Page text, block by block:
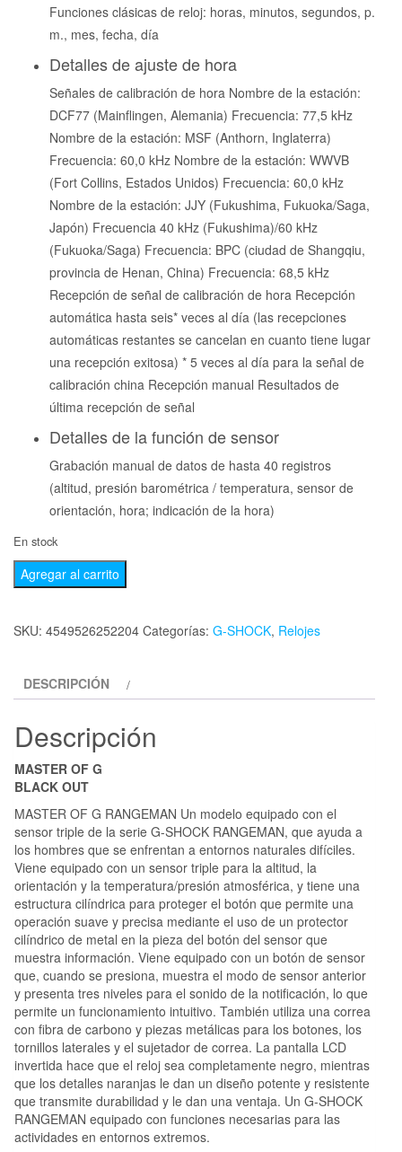
Funciones clásicas de reloj: horas, minutos, segundos, p.
m., mes, fecha, día
Detalles de ajuste de hora
Señales de calibración de hora Nombre de la estación:
DCF77 (Mainflingen, Alemania) Frecuencia: 77,5 kHz
Nombre de la estación: MSF (Anthorn, Inglaterra)
Frecuencia: 60,0 kHz Nombre de la estación: WWVB
(Fort Collins, Estados Unidos) Frecuencia: 60,0 kHz
Nombre de la estación: JJY (Fukushima, Fukuoka/Saga,
Japón) Frecuencia 40 kHz (Fukushima)/60 kHz
(Fukuoka/Saga) Frecuencia: BPC (ciudad de Shangqiu,
provincia de Henan, China) Frecuencia: 68,5 kHz
Recepción de señal de calibración de hora Recepción
automática hasta seis* veces al día (las recepciones
automáticas restantes se cancelan en cuanto tiene lugar
una recepción exitosa) * 5 veces al día para la señal de
calibración china Recepción manual Resultados de
última recepción de señal
Detalles de la función de sensor
Grabación manual de datos de hasta 40 registros
(altitud, presión barométrica / temperatura, sensor de
orientación, hora; indicación de la hora)
En stock
Agregar al carrito
SKU: 4549526252204 Categorías: G-SHOCK, Relojes
DESCRIPCIÓN
Descripción
MASTER OF G
BLACK OUT
MASTER OF G RANGEMAN Un modelo equipado con el
sensor triple de la serie G-SHOCK RANGEMAN, que ayuda a
los hombres que se enfrentan a entornos naturales difíciles.
Viene equipado con un sensor triple para la altitud, la
orientación y la temperatura/presión atmosférica, y tiene una
estructura cilíndrica para proteger el botón que permite una
operación suave y precisa mediante el uso de un protector
cilíndrico de metal en la pieza del botón del sensor que
muestra información. Viene equipado con un botón de sensor
que, cuando se presiona, muestra el modo de sensor anterior
y presenta tres niveles para el sonido de la notificación, lo que
permite un funcionamiento intuitivo. También utiliza una correa
con fibra de carbono y piezas metálicas para los botones, los
tornillos laterales y el sujetador de correa. La pantalla LCD
invertida hace que el reloj sea completamente negro, mientras
que los detalles naranjas le dan un diseño potente y resistente
que transmite durabilidad y le dan una ventaja. Un G-SHOCK
RANGEMAN equipado con funciones necesarias para las
actividades en entornos extremos.